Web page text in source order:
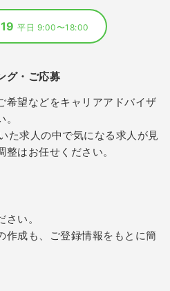
平日 9:00〜18:00
グ・ご応募
希望などをキャリアアドバイザ
た求人の中で気になる求人が見
はお任せください。
い。
作成も、ご登録情報をもとに簡